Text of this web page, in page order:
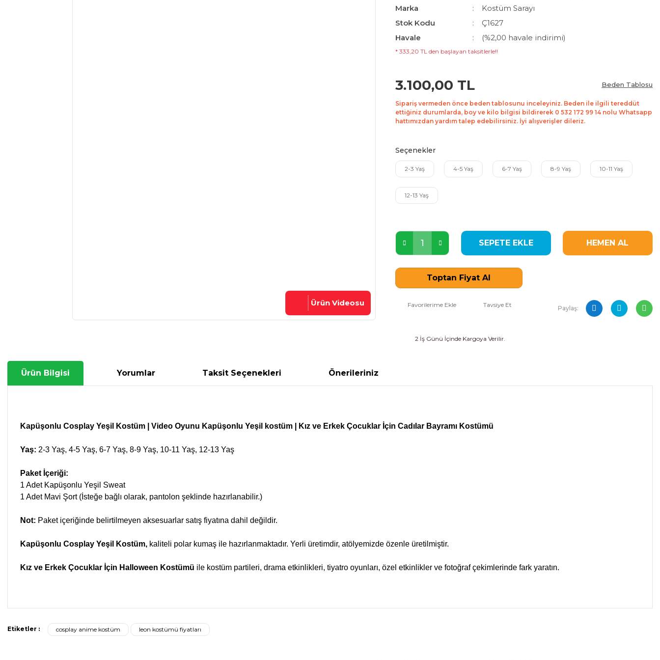
Ürün Videosu
Marka
Kostüm Sarayı
Stok Kodu
Ç1627
Havale
(%2,00 havale indirimi)
* 333,20 TL den başlayan taksitlerle!!
3.100,00 TL Beden Tablosu
Sipariş vermeden önce beden tablosunu inceleyiniz. Beden ile ilgili tereddüt
ettiğiniz durumlarda, boy ve kilo bilgisi bildirerek 0 532 172 99 14 nolu Whatsapp
hattımızdan yardım talep edebilirsiniz. İyi alışverişler dileriz.
Seçenekler
2-3 Yaş 4-5 Yaş 6-7 Yaş 8-9 Yaş 10-11 Yaş
12-13 Yaş
SEPETE EKLE HEMEN AL
Toptan Fiyat Al
Tavsiye Et Paylaş:
2 İş Günü İçinde Kargoya Verilir.
Ürün Bilgisi Yorumlar Taksit Seçenekleri Önerileriniz
Kapüşonlu Cosplay Yeşil Kostüm | Video Oyunu Kapüşonlu Yeşil kostüm | Kız ve Erkek Çocuklar İçin Cadılar Bayramı Kostümü
Yaş: 2-3 Yaş, 4-5 Yaş, 6-7 Yaş, 8-9 Yaş, 10-11 Yaş, 12-13 Yaş
Paket İçeriği:
1 Adet Kapüşonlu Yeşil Sweat
1 Adet Mavi Şort (İsteğe bağlı olarak, pantolon şeklinde hazırlanabilir.)
Not: Paket içeriğinde belirtilmeyen aksesuarlar satış fiyatına dahil değildir.
Kapüşonlu Cosplay Yeşil Kostüm, kaliteli polar kumaş ile hazırlanmaktadır. Yerli üretimdir, atölyemizde özenle üretilmiştir.
Kız ve Erkek Çocuklar İçin Halloween Kostümü ile kostüm partileri, drama etkinlikleri, tiyatro oyunları, özel etkinlikler ve fotoğraf çekimlerinde fark yaratın.
Bu ürünün fiyat bilgisi, resim, ürün açıklamalarında ve diğer konularda yetersiz gördüğünüz noktaları öneri formunu kullanarak tarafımıza iletebilirsiniz.
Etiketler : cosplay anime kostüm leon kostümü fiyatları